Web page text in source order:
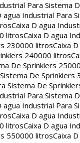
Para Sistema
agua Industrial Para
Caixa D agua
litrosCaixa D agua
230000 litrosCaixa
240000 litros
De Sprinklers
De Sprinklers
Sistema De
Para Sistema
agua Industrial Para
Caixa D agua
litrosCaixa D agua
550000 litrosCaixa